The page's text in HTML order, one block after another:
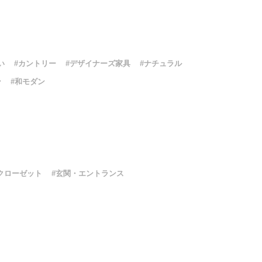
#カントリー #デザイナーズ家具 #ナチュラル
#和モダン
ローゼット #玄関・エントランス